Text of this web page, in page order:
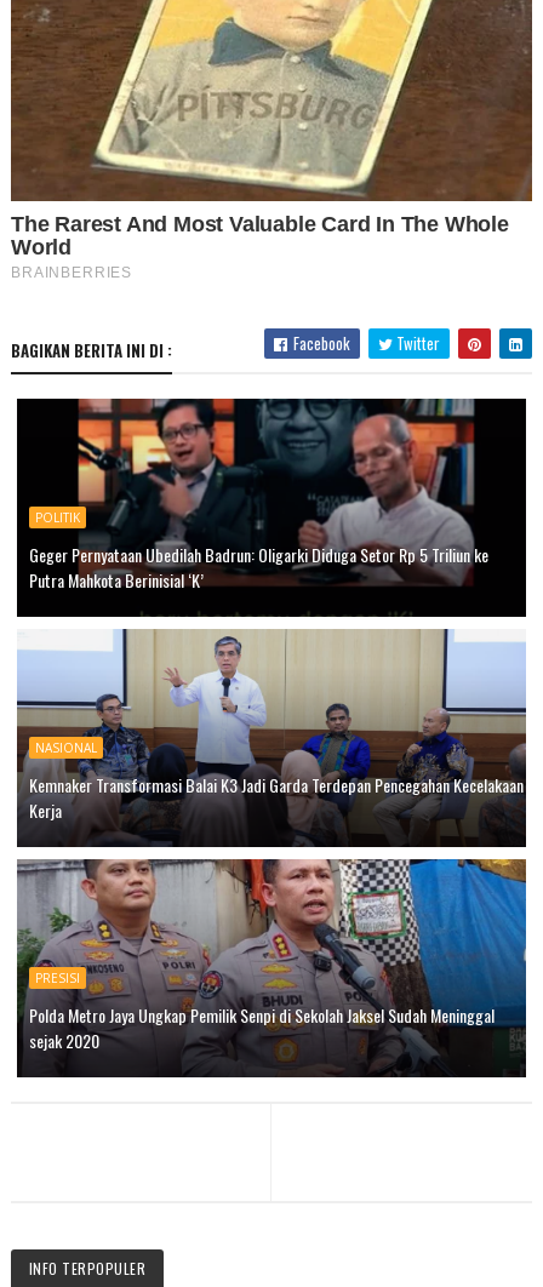
BAGIKAN BERITA INI DI : Facebook Twitter
POLITIK
Geger Pernyataan Ubedilah Badrun: Oligarki Diduga Setor Rp 5 Triliun ke
Putra Mahkota Berinisial ‘K’
NASIONAL
Kemnaker Transformasi Balai K3 Jadi Garda Terdepan Pencegahan Kecelakaan
Kerja
PRESISI
Polda Metro Jaya Ungkap Pemilik Senpi di Sekolah Jaksel Sudah Meninggal
sejak 2020
INFO TERPOPULER